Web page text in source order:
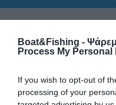
Boat&Fishing -
Process My Personal
If you wish to opt-out of
processing of your
ΨΑΡΕΜΑ ΑΠΟ ΣΚΑΦΟΣ
ΣΚΑΦΟΣ
ΕΞΟΠΛΙΣΜΟΣ
ΘΕΣΣΑΛΟΝΙΚΗ BOAT &